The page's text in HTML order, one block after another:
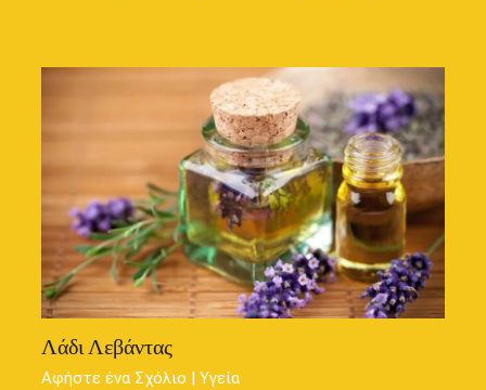
Λάδι Λεβάντας
Αφήστε ένα Σχόλιο |Υγεία